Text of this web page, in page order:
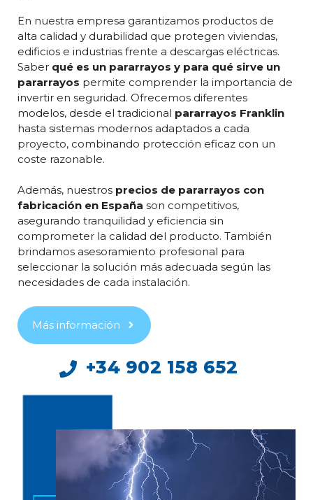
En nuestra empresa garantizamos productos de
alta calidad y durabilidad que protegen viviendas,
edificios e industrias frente a descargas eléctricas.
Saber qué es un pararrayos y para qué sirve un
pararrayos permite comprender la importancia de
invertir en seguridad. Ofrecemos diferentes
modelos, desde el tradicional pararrayos Franklin
hasta sistemas modernos adaptados a cada
proyecto, combinando protección eficaz con un
coste razonable.
Además, nuestros precios de pararrayos con
fabricación en España son competitivos,
asegurando tranquilidad y eficiencia sin
comprometer la calidad del producto. También
brindamos asesoramiento profesional para
seleccionar la solución más adecuada según las
necesidades de cada instalación.
Más información
+34 902 158 652